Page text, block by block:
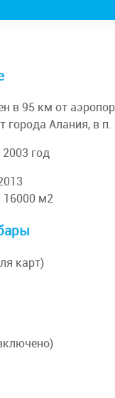
в 95 км от
города Алания, в
год
м2
карт)